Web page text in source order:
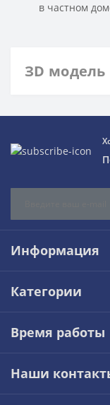
в частном
ЗD модель
Информация
Категории
Время работы
Наши